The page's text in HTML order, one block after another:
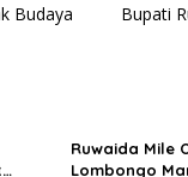
Budaya
Bupati
Ruwaida Mile
Lombongo